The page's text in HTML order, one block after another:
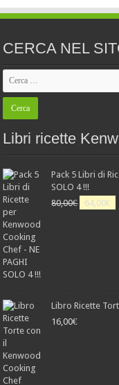
CERCA NEL
Libri ricette
Pack 5 Libri di
SOLO 4 !!!
80,00€ 64,00€
Libro Ricette
16,00€